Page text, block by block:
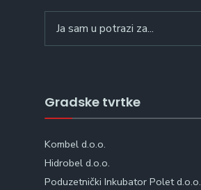
for:
Gradske tvrtke
Kombel d.o.o.
Hidrobel d.o.o.
Poduzetnički Inkubator Polet d.o.o.